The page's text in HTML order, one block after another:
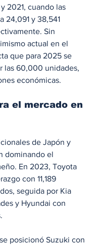
2021, cuando las
24,091 y 38,541
Sin
actual en el
que para 2025 se
las 60,000 unidades,
económicas.
el mercado en
de Japón y
dominando el
En 2023, Toyota
con 11,189
seguida por Kia
y Hyundai con
posicionó Suzuki con